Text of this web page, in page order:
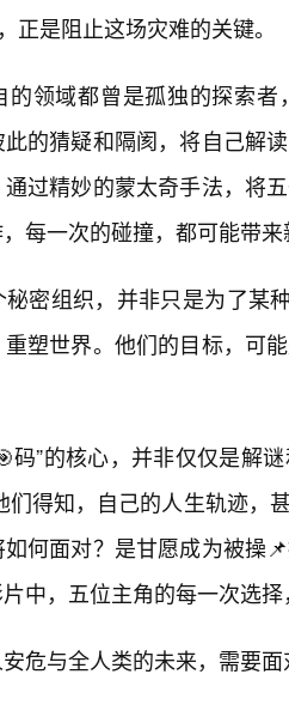
正是阻止这场灾难的关键。
的领域都曾是孤独的探索
的猜疑和隔阂，将自己解
过精妙的蒙太奇手法，将
每一次的碰撞，都可能带来
密组织，并非只是为了某
塑世界。他们的目标，可
码”的核心，并非仅仅是解
们得知，自己的人生轨迹，
何面对？是甘愿成为被操
中，五位主角的每一次选择
危与全人类的未来，需要面